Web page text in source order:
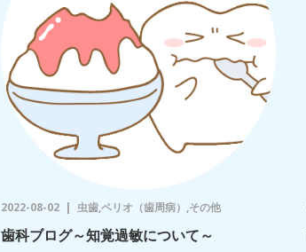
2022-08-02 虫歯,ペリオ（歯周病）,その他
歯科ブログ～知覚過敏について～